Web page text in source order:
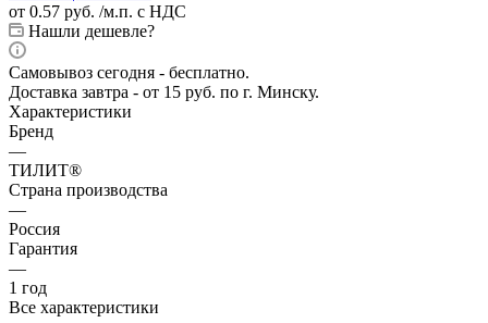
от 0.57 руб. /м.п. с НДС
Нашли дешевле?
Самовывоз сегодня - бесплатно.
Доставка завтра - от 15 руб. по г. Минску.
Характеристики
Бренд
—
ТИЛИТ®
Страна производства
—
Россия
Гарантия
—
1 год
Все характеристики